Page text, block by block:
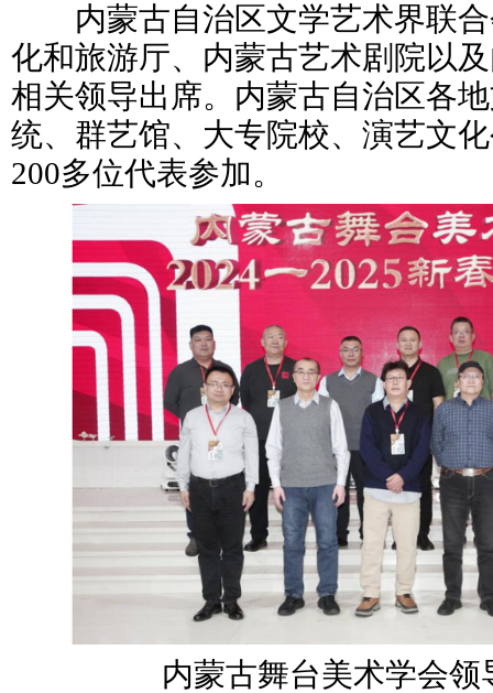
内蒙古自治区文学艺术界联合
化和旅游厅、内蒙古艺术剧院以
相关领导出席。内蒙古自治区各
统、群艺馆、大专院校、演艺文
200多位代表参加。
内蒙古舞台美术学会领